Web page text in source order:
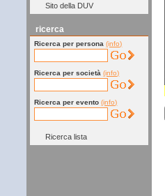
Sito della DUV
ricerca
Ricerca per persona (info)
Ricerca per società (info)
Ricerca per evento (info)
Ricerca lista